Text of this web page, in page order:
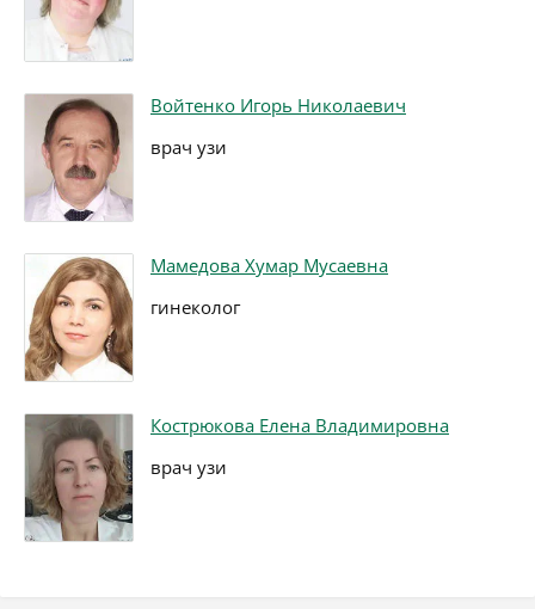
Войтенко Игорь Николаевич
врач узи
Мамедова Хумар Мусаевна
гинеколог
Кострюкова Елена Владимировна
врач узи